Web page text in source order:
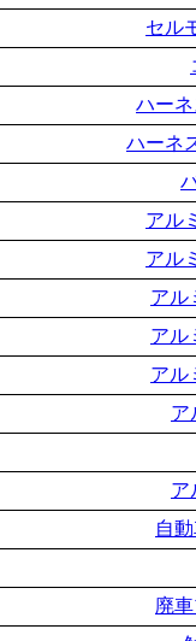
セル
ハー
ハーネ
アル
アル
アル
アル
アル
ア
ア
自
廃